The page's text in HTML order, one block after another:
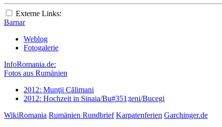
Externe Links:
Barnar
Weblog
Fotogalerie
InfoRomania.de:
Fotos aus Rumänien
2012: Munţii Călimani
2012: Hochzeit in Sinaia/Bu#351;teni/Bucegi
WikiRomania Rumänien Rundbrief Karpatenferien Garchinger.de